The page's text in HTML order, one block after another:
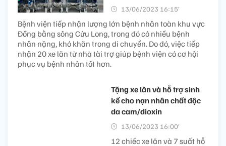
13/06/2023 16:15’
Bệnh viện tiếp nhận lượng lớn bệnh nhân toàn khu vực
Đồng bằng sông Cửu Long, trong đó có nhiều bệnh
nhân nặng, khó khăn trong di chuyển. Do đó, việc tiếp
nhận 20 xe lăn từ nhà tài trợ giúp bệnh viện có cơ hội
phục vụ bệnh nhân tốt hơn.
Tặng xe lăn và hỗ trợ sinh
kế cho nạn nhân chất độc
da cam/dioxin
13/06/2023 16:00’
12 chiếc xe lăn và 7 suất hỗ